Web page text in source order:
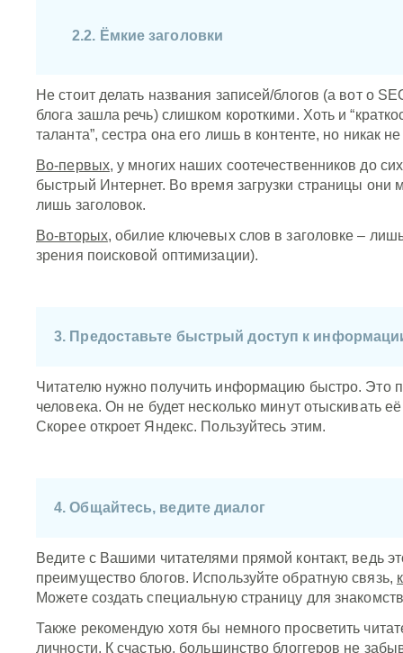
2.2. Ёмкие заголовки
Не стоит делать названия записей/блогов (а вот о
блога зашла речь) слишком короткими. Хоть и
таланта”, сестра она его лишь в контенте, но никак
Во-первых, у многих наших соотечественников до
быстрый Интернет. Во время загрузки страницы они
лишь заголовок.
Во-вторых, обилие ключевых слов в заголовке –
зрения поисковой оптимизации).
3. Предоставьте быстрый доступ к
Читателю нужно получить информацию быстро. Это
человека. Он не будет несколько минут отыскивать
Скорее откроет Яндекс. Пользуйтесь этим.
4. Общайтесь, ведите диалог
Ведите с Вашими читателями прямой контакт, ведь
преимущество блогов. Используйте обратную связь,
Можете создать специальную страницу для
Также рекомендую хотя бы немного просветить
личности. К счастью, большинство блоггеров не